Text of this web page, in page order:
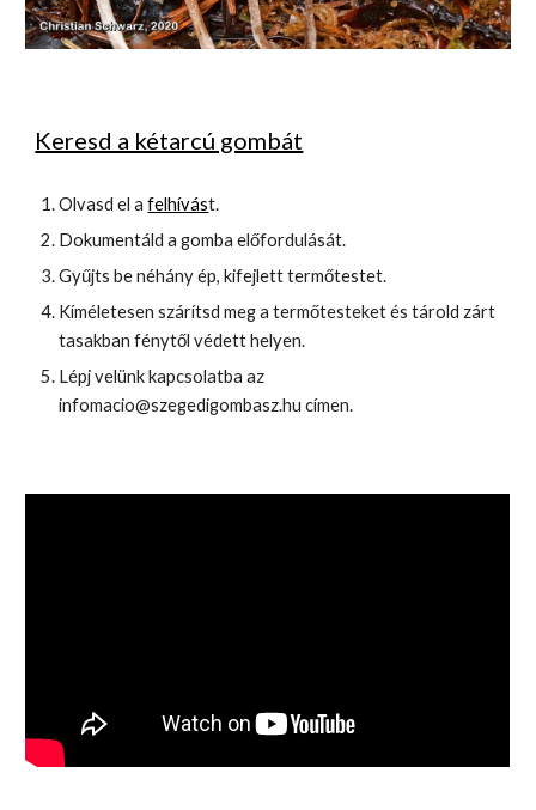
Keresd a kétarcú gombát
Olvasd el afelhívást.
Dokumentáld a gomba előfordulását.
Gyűjts be néhány ép, kifejlett termőtestet.
Kíméletesen szárítsd meg a termőtesteket és tárold zárt
tasakban fénytől védett helyen.
Lépj velünk kapcsolatba az
infomacio@szegedigombasz.hu címen.